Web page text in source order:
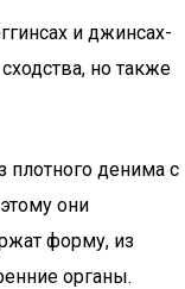
и джинсах-
но также
денима с
они
форму, из
органы.